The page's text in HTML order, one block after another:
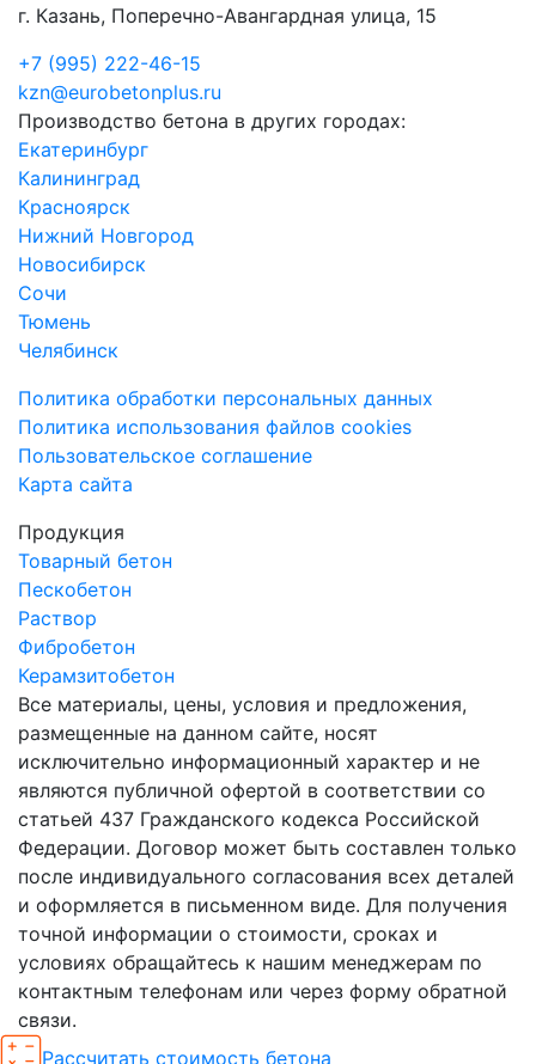
г. Казань, Поперечно-Авангардная улица, 15
+7 (995) 222-46-15
kzn@eurobetonplus.ru
Производство бетона в других городах:
Екатеринбург
Калининград
Красноярск
Нижний Новгород
Новосибирск
Сочи
Тюмень
Челябинск
Политика обработки персональных данных
Политика использования файлов cookies
Пользовательское соглашение
Карта сайта
Продукция
Товарный бетон
Пескобетон
Раствор
Фибробетон
Керамзитобетон
Все материалы, цены, условия и предложения,
размещенные на данном сайте, носят
исключительно информационный характер и не
являются публичной офертой в соответствии со
статьей 437 Гражданского кодекса Российской
Федерации. Договор может быть составлен только
после индивидуального согласования всех деталей
и оформляется в письменном виде. Для получения
точной информации о стоимости, сроках и
условиях обращайтесь к нашим менеджерам по
контактным телефонам или через форму обратной
связи.
Рассчитать стоимость бетона